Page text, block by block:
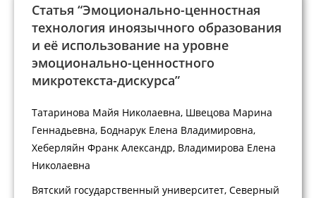
Статья “Эмоционально-ценностная
технология иноязычного образования
и её использование на уровне
эмоционально-ценностного
микротекста-дискурса”
Татаринова Майя Николаевна, Швецова Марина
Геннадьевна, Боднарук Елена Владимировна,
Хеберляйн Франк Александр, Владимирова Елена
Николаевна
Вятский государственный университет, Северный